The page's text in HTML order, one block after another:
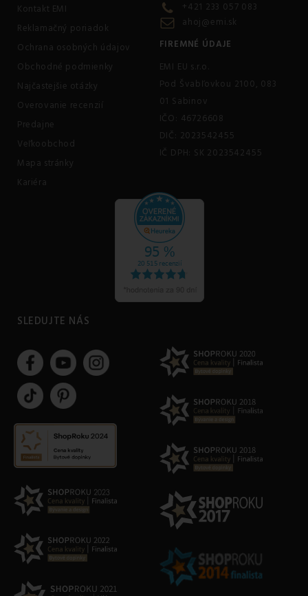
Kontakt EMI
Reklamačný poriadok
Ochrana osobných údajov
Obchodné podmienky
Najčastejšie otázky
Overovanie recenzií
Predajne
Veľkoobchod
Mapa stránky
Kariéra
+421 233 057 083
ahoj@emi.sk
FIREMNÉ ÚDAJE
EMI EU s.r.o.
Pod Švabľovkou 2100, 083
01 Sabinov
IČO: 46726608
DIČ: 2023542455
IČ DPH: SK 2023542455
SLEDUJTE NÁS